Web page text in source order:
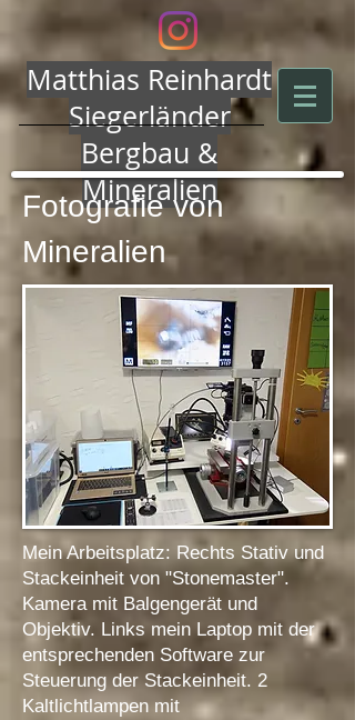
Matthias Reinhardt
Siegerländer
Bergbau &
Mineralien
Fotografie von
Mineralien
Mein Arbeitsplatz: Rechts Stativ und
Stackeinheit von "Stonemaster".
Kamera mit Balgengerät und
Objektiv. Links mein Laptop mit der
entsprechenden Software zur
Steuerung der Stackeinheit. 2
Kaltlichtlampen mit